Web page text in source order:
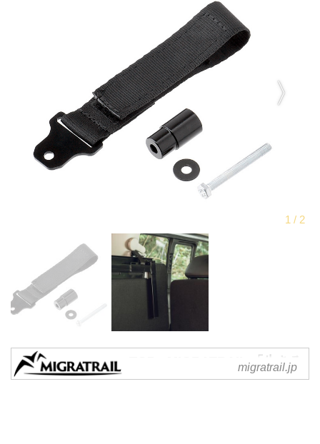
TOP - MIGRATRAIL 「生きる
ため」の「旅」をし、移動す
migratrail.jp